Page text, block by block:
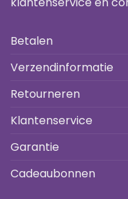
Betalen
Verzendinformatie
Retourneren
Klantenservice
Garantie
Cadeaubonnen